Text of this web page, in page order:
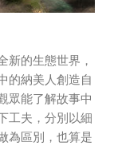
新的生態世界，
的納美人創造自
眾能了解故事中
工夫，分別以細
為區別，也算是